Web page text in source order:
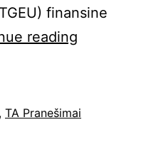
finansine
reading
ėms
, TA Pranešimai